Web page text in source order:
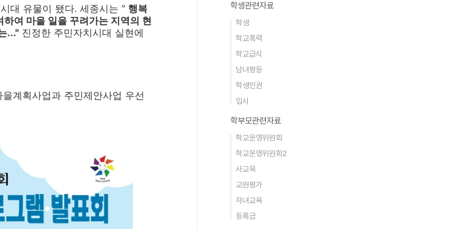
대 유물이 됐다. 세종시는 " 행복
여 마을 일을 꾸려가는 지역의 현
..." 진정한 주민자치시대 실현에
을계획사업과 주민제안사업 우선
학생관련자료
학생
학교폭력
학교급식
남녀평등
학생인권
입시
학부모관련자료
학교운영위원회
학교운영위원회2
사교육
교원평가
자녀교육
등록금